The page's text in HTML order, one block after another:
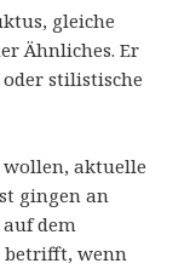
gleiche
Ähnliches. Er
stilistische
wollen, aktuelle
gingen an
dem
betrifft, wenn